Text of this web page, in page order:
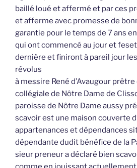
baillé loué et affermé et par ces
et afferme avec promesse de
garantie pour le temps de 7 ans
qui ont commencé au jour et
dernière et finiront à pareil jour
révolus
à messire René d’Avaugour prêtre
collégiale de Nôtre Dame de
paroisse de Nôtre Dame aussy
scavoir est une maison couverte
appartenances et dépendances
dépendante dudit bénéfice de la
sieur preneur a déclaré bien